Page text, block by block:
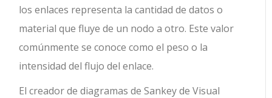
los enlaces representa la cantidad de datos o
material que fluye de un nodo a otro. Este valor
comúnmente se conoce como el peso o la
intensidad del flujo del enlace.
El creador de diagramas de Sankey de Visual